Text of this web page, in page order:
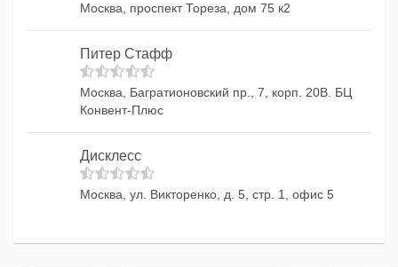
Москва, проспект Тореза, дом 75 к2
Питер Стафф
Москва, Багратионовский пр., 7, корп. 20В. БЦ
Конвент-Плюс
Дисклесс
Москва, ул. Викторенко, д. 5, стр. 1, офис 5